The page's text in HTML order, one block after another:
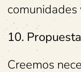
comunidades
10. Propuesta
Creemos